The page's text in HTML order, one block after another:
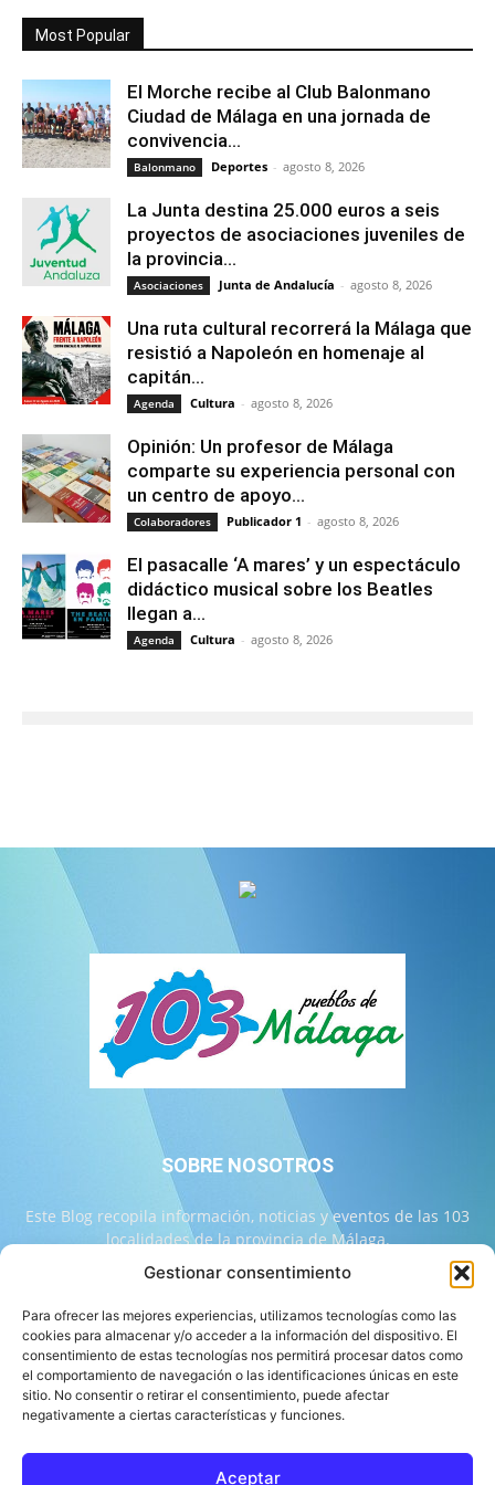
Gestionar consentimiento
Para ofrecer las mejores experiencias, utilizamos tecnologías como las
cookies para almacenar y/o acceder a la información del dispositivo. El
consentimiento de estas tecnologías nos permitirá procesar datos como
el comportamiento de navegación o las identificaciones únicas en este
sitio. No consentir o retirar el consentimiento, puede afectar
negativamente a ciertas características y funciones.
Aceptar
Most Popular
El Morche recibe al Club Balonmano
Ciudad de Málaga en una jornada de
convivencia...
Balonmano Deportes - agosto 8, 2026
La Junta destina 25.000 euros a seis
proyectos de asociaciones juveniles de
la provincia...
Asociaciones Junta de Andalucía - agosto 8, 2026
Una ruta cultural recorrerá la Málaga que
resistió a Napoleón en homenaje al
capitán...
Agenda Cultura - agosto 8, 2026
Opinión: Un profesor de Málaga
comparte su experiencia personal con
un centro de apoyo...
Colaboradores Publicador 1 - agosto 8, 2026
El pasacalle ‘A mares’ y un espectáculo
didáctico musical sobre los Beatles
llegan a...
Agenda Cultura - agosto 8, 2026
SOBRE NOSOTROS
Este Blog recopila información, noticias y eventos de las 103
localidades de la provincia de Málaga.
Contáctanos:info@103malaga.com
SÍGUENOS